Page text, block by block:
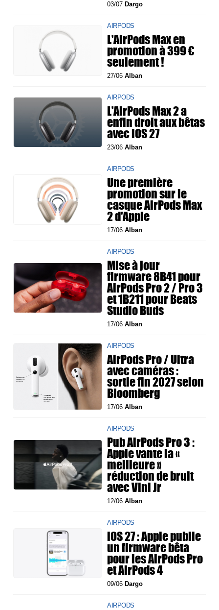
03/07 Dargo
AIRPODS
L'AirPods Max en
promotion à 399 €
seulement !
27/06Alban
AIRPODS
L'AirPods Max 2 a
enfin droit aux bêtas
avec iOS 27
23/06Alban
AIRPODS
Une première
promotion sur le
casque AirPods Max
2 d'Apple
17/06Alban
AIRPODS
Mise à jour
firmware 8B41 pour
AirPods Pro 2 / Pro 3
et 1B211 pour Beats
Studio Buds
17/06Alban
AIRPODS
AirPods Pro / Ultra
avec caméras :
sortie fin 2027 selon
Bloomberg
17/06Alban
AIRPODS
Pub AirPods Pro 3 :
Apple vante la «
meilleure »
réduction de bruit
avec Vini Jr
12/06Alban
AIRPODS
iOS 27 : Apple publie
un firmware bêta
pour les AirPods Pro
et AirPods 4
09/06 Dargo
AIRPODS